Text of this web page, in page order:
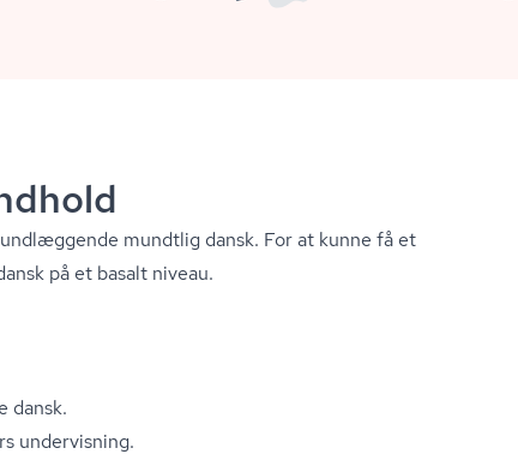
mundtlig dansk. For at kunne få et
på et basalt niveau.
dansk.
undervisning.